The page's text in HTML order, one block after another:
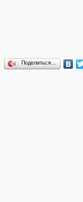
Поделиться…